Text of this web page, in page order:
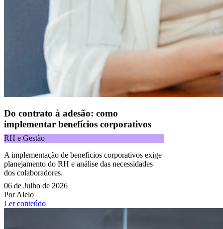
Do contrato à adesão: como
implementar benefícios corporativos
RH e Gestão
A implementação de benefícios corporativos exige
planejamento do RH e análise das necessidades
dos colaboradores.
06 de Julho de 2026
Por Alelo
Ler conteúdo